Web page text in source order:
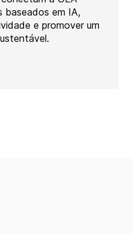
baseados em IA,
e promover um